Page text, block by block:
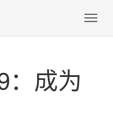
navs
：成为